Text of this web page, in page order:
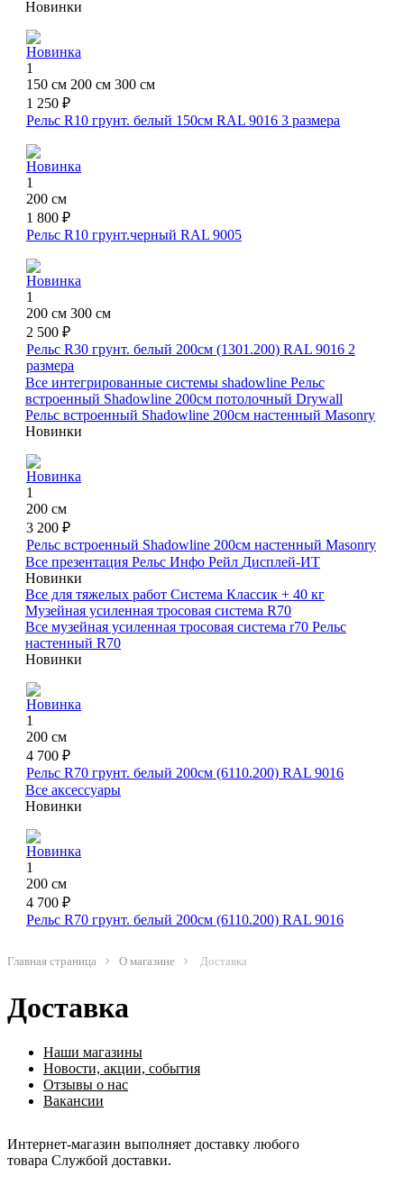
Новинки
Новинка
1
150 см 200 см 300 см
1 250 ₽
Рельс R10 грунт. белый 150см RAL 9016 3 размера
Новинка
1
200 см
1 800 ₽
Рельс R10 грунт.черный RAL 9005
Новинка
1
200 см 300 см
2 500 ₽
Рельс R30 грунт. белый 200см (1301.200) RAL 9016 2
размера
Все интегрированные системы shadowline Рельс
встроенный Shadowline 200см потолочный Drywall
Рельс встроенный Shadowline 200см настенный Masonry
Новинки
Новинка
1
200 см
3 200 ₽
Рельс встроенный Shadowline 200см настенный Masonry
Все презентация Рельс Инфо Рейл Дисплей-ИТ
Новинки
Все для тяжелых работ Система Классик + 40 кг
Музейная усиленная тросовая система R70
Все музейная усиленная тросовая система r70 Рельс
настенный R70
Новинки
Новинка
1
200 см
4 700 ₽
Рельс R70 грунт. белый 200см (6110.200) RAL 9016
Все аксессуары
Новинки
Новинка
1
200 см
4 700 ₽
Рельс R70 грунт. белый 200см (6110.200) RAL 9016
Главная страница О магазине Доставка
Доставка
Наши магазины
Новости, акции, события
Отзывы о нас
Вакансии
Интернет-магазин выполняет доставку любого
товара Службой доставки.